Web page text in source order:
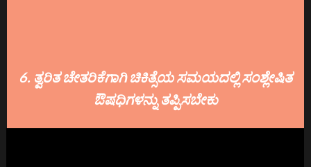
6. ತ್ವರಿತ ಚೇತರಿಕೆಗಾಗಿ ಚಿಕಿತ್ಸೆಯ ಸಮಯದಲ್ಲಿ ಸಂಶ್ಲೇಷಿತ
ಔಷಧಿಗಳನ್ನು ತಪ್ಪಿಸಬೇಕು